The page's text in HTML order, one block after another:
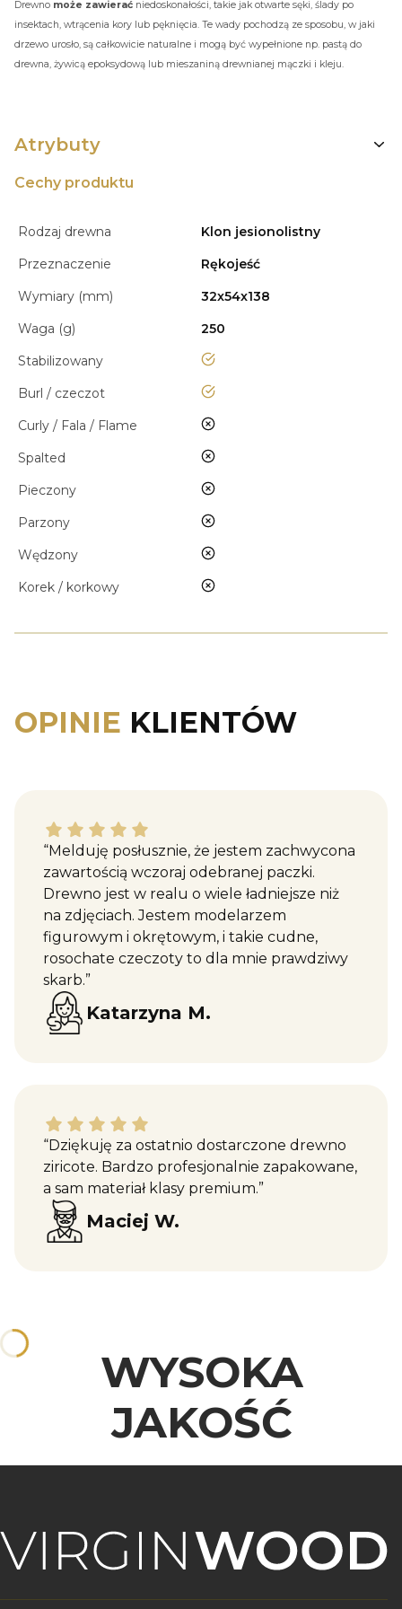
Drewno może zawierać niedoskonałości, takie jak otwarte sęki, ślady po
insektach, wtrącenia kory lub pęknięcia. Te wady pochodzą ze sposobu, w jaki
drzewo urosło, są całkowicie naturalne i mogą być wypełnione np. pastą do
drewna, żywicą epoksydową lub mieszaniną drewnianej mączki i kleju.
Atrybuty
Cechy produktu
Rodzaj drewna
Klon jesionolistny
Przeznaczenie
Rękojeść
Wymiary (mm)
32x54x138
Waga (g)
250
Stabilizowany
tak
Burl / czeczot tak
Curly / Fala / Flame nie
Spalted nie
Pieczony nie
Parzony nie
Wędzony nie
Korek / korkowy nie
OPINIE KLIENTÓW
Katarzyna M. dał ocenę: 5
“Melduję posłusznie, że jestem zachwycona
zawartością wczoraj odebranej paczki.
Drewno jest w realu o wiele ładniejsze niż
na zdjęciach. Jestem modelarzem
figurowym i okrętowym, i takie cudne,
rosochate czeczoty to dla mnie prawdziwy
skarb.”
Katarzyna M.
Maciej W. dał ocenę: 5
“Dziękuję za ostatnio dostarczone drewno
ziricote. Bardzo profesjonalnie zapakowane,
a sam materiał klasy premium.”
Maciej W.
WYSOKA
JAKOŚĆ